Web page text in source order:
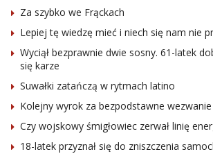
Za szybko we Frąckach
Lepiej tę wiedzę mieć i niech się nam nie
Wyciął bezprawnie dwie sosny. 61-latek
się karze
Suwałki zatańczą w rytmach latino
Kolejny wyrok za bezpodstawne wezwanie
Czy wojskowy śmigłowiec zerwał linię
18-latek przyznał się do zniszczenia